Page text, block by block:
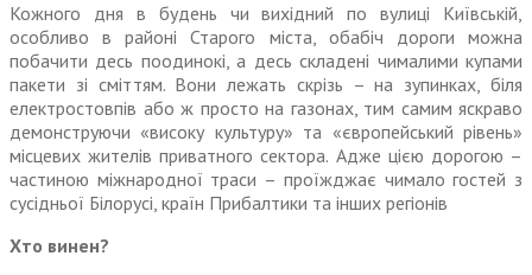
Кожного дня в будень чи вихідний по вулиці Київській,
особливо в районі Старого міста, обабіч дороги можна
побачити десь поодинокі, а десь складені чималими купами
пакети зі сміттям. Вони лежать скрізь – на зупинках, біля
електростовпів або ж просто на газонах, тим самим яскраво
демонструючи «високу культуру» та «європейський рівень»
місцевих жителів приватного сектора. Адже цією дорогою –
частиною міжнародної траси – проїжджає чимало гостей з
сусідньої Білорусі, країн Прибалтики та інших регіонів
Хто винен?